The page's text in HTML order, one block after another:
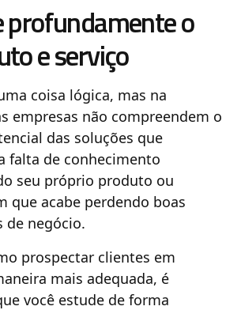
profundamente o
e serviço
coisa lógica, mas na
empresas não compreendem o
das soluções que
falta de conhecimento
seu próprio produto ou
que acabe perdendo boas
de negócio.
prospectar clientes em
mais adequada, é
você estude de forma